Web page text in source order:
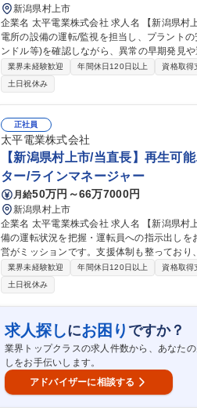
新潟県村上市
企業名 太平電業株式会社 求人名 【新潟県村上市/発電所運転員】再生可能エネルギー/プライム上場 仕事の内容 発
電所の設備の運転/監視を担当し、プラント
ンドル等)を確認しながら、異常の早期発見や適切な対応を行
転監視(トラブル時対応含む)■発電設備現場
障時の初期対応【グリーンプロジェクト】再
た持続可能なエネルギー供給を担う重要な取
セスの中で、現場の一人ひとりの役割が社会に直結します。 募集職種 【新潟県村上
ネルギー/プライム上場
業界未経験歓迎 年間休日120日以上 資格取得
土日祝休み
正社員
太平電業株式会社
【新潟県村上市/当直長】再生可
ター/ラインマネージャー
月給50万円～66万7000円
新潟県村上市
企業名 太平電業株式会社 求人名 【新潟県村上市/当直長】再生可能エネルギー発電所/プライム上場 仕事の内容 設
備の運転状況を把握・運転員への指示出し
営がミッションです。支援体制も整っており、
には】■発電所設備運転監視(トラブル時対
備機起動テスト等)■故障時の初期対応【グリ
バイオマスを活用した持続可能なエネルギー
ンプルで奥深いプロセスの中で、現場の一人ひとりの役割が
長】再生可能エネルギー発電所/プライム上場
業界未経験歓迎 年間休日120日以上 資格取得
土日祝休み
求人探しにお困り ですか？
業界トップクラスの求人件数から、あなた
しをお手伝いします。
アドバイザーに相談する